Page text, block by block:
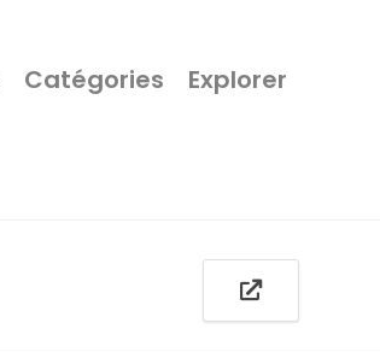
Catégories Explorer